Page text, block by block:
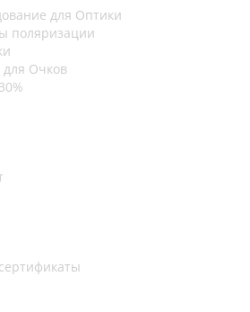
для Оптики
поляризации
для Очков